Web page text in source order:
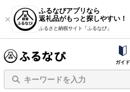
ふるなびアプリなら
返礼品がもっと探しやすい！
ふるさと納税サイト「ふるなび」
ガイド
キーワードを入力